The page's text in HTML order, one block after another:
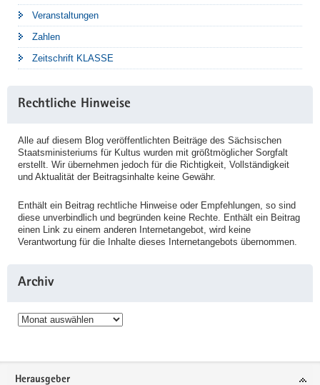
Veranstaltungen
Zahlen
Zeitschrift KLASSE
Rechtliche Hinweise
Alle auf diesem Blog veröffentlichten Beiträge des Sächsischen
Staatsministeriums für Kultus wurden mit größtmöglicher Sorgfalt
erstellt. Wir übernehmen jedoch für die Richtigkeit, Vollständigkeit
und Aktualität der Beitragsinhalte keine Gewähr.
Enthält ein Beitrag rechtliche Hinweise oder Empfehlungen, so sind
diese unverbindlich und begründen keine Rechte. Enthält ein Beitrag
einen Link zu einem anderen Internetangebot, wird keine
Verantwortung für die Inhalte dieses Internetangebots übernommen.
Archiv
Archiv
Service
Herausgeber